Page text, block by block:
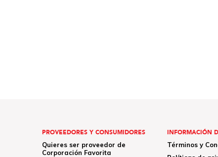
PROVEEDORES Y CONSUMIDORES
Quieres ser proveedor de
Corporación Favorita
INFORMACIÓN
Términos y